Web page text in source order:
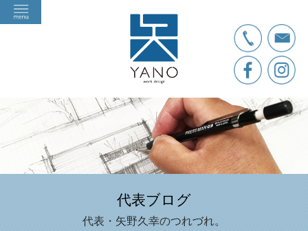
代表ブログ
代表・矢野久幸のつれづれ。